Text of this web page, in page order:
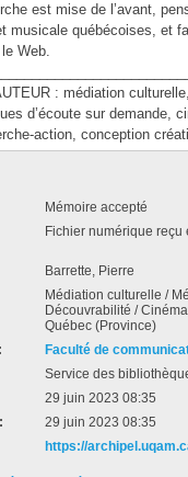
est mise de l’avant,
musicale québécoises, et
Web.
: médiation
d’écoute sur demande,
action, conception
Mémoire accepté
Fichier numérique reçu
Barrette, Pierre
Médiation culturelle /
Découvrabilité /
Québec (Province)
Faculté de
Service des
29 juin 2023 08:35
29 juin 2023 08:35
https://